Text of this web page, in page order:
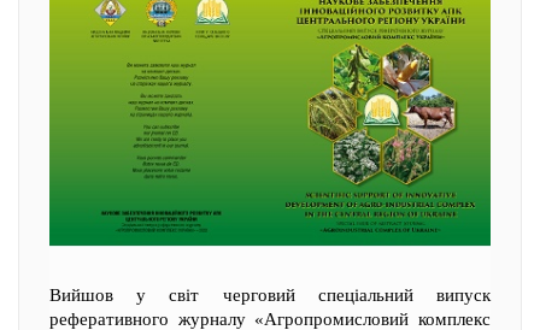
Вийшов у світ черговий спеціальний випуск
реферативного журналу «Агропромисловий комплекс